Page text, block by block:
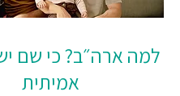
למה ארה״ב? כי שם
אמיתית